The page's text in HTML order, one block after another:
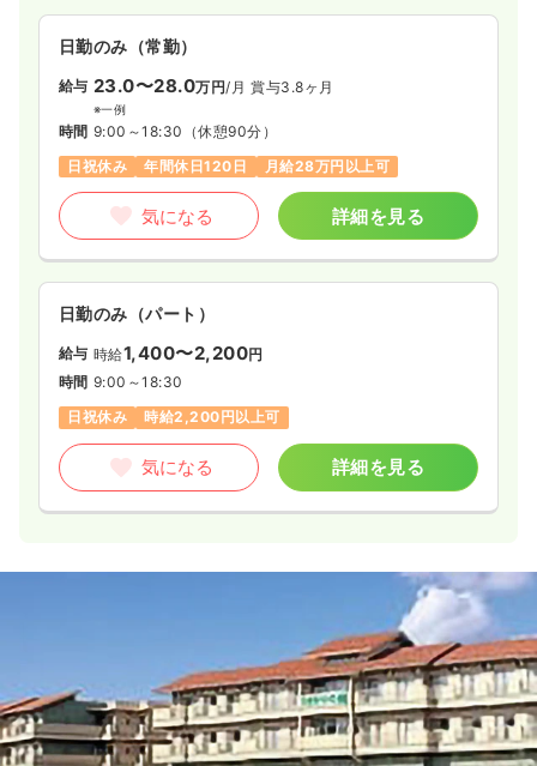
日勤のみ（常勤）
給与 23.0〜28.0万円/月 賞与3.8ヶ月
※一例
時間 9:00～18:30 （休憩90分）
日祝休み
年間休日120日 月給28万円以上可
気になる 詳細を見る
日勤のみ（パート）
給与 時給1,400〜2,200円
時間 9:00～18:30
日祝休み
時給2,200円以上可
気になる 詳細を見る